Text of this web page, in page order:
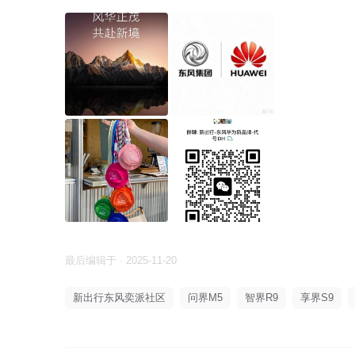
最后编辑于 · 2025-11-20
新出行东风奕派社区 问界M5 智界R9 享界S9